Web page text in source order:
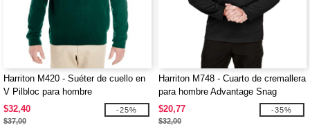
Harriton M420 - Suéter de cuello en
V Pilbloc para hombre
$32,40
$37,00
-25%
Harriton M748 - Cuarto de cremallera
para hombre Advantage Snag
Protection Plus IL
$20,77
$32,00
-35%